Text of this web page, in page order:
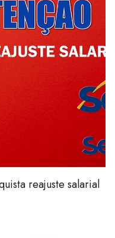
reajuste salarial